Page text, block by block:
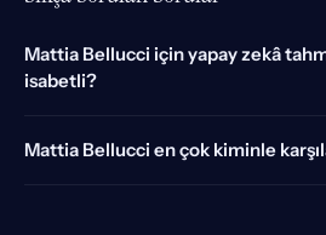
Mattia Bellucci için yapay zekâ
isabetli?
Mattia Bellucci en çok kiminle